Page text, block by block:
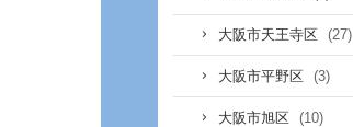
大阪市天王寺区 (27)
大阪市平野区 (3)
大阪市旭区 (10)